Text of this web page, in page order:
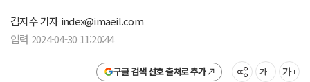
김지수 기자index@imaeil.com
입력 2024-04-30 11:20:44
구글 검색 선호 출처로 추가